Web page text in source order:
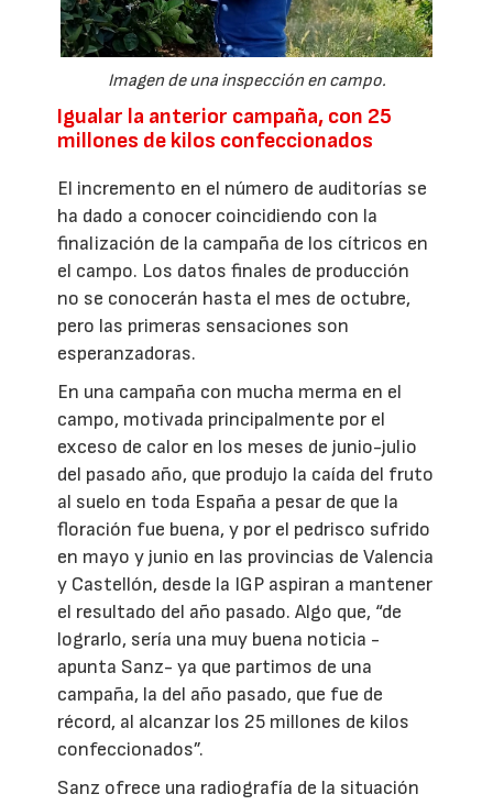
Imagen de una inspección en campo.
Igualar la anterior campaña, con 25
millones de kilos confeccionados
El incremento en el número de auditorías se
ha dado a conocer coincidiendo con la
finalización de la campaña de los cítricos en
el campo. Los datos finales de producción
no se conocerán hasta el mes de octubre,
pero las primeras sensaciones son
esperanzadoras.
En una campaña con mucha merma en el
campo, motivada principalmente por el
exceso de calor en los meses de junio-julio
del pasado año, que produjo la caída del fruto
al suelo en toda España a pesar de que la
floración fue buena, y por el pedrisco sufrido
en mayo y junio en las provincias de Valencia
y Castellón, desde la IGP aspiran a mantener
el resultado del año pasado. Algo que, “de
lograrlo, sería una muy buena noticia -
apunta Sanz- ya que partimos de una
campaña, la del año pasado, que fue de
récord, al alcanzar los 25 millones de kilos
confeccionados”.
Sanz ofrece una radiografía de la situación